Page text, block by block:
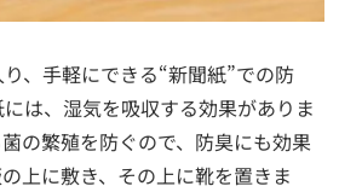
、手軽にできる“新聞紙”での防
は、湿気を吸収する効果がありま
の繁殖を防ぐので、防臭にも効果
上に敷き、その上に靴を置きま